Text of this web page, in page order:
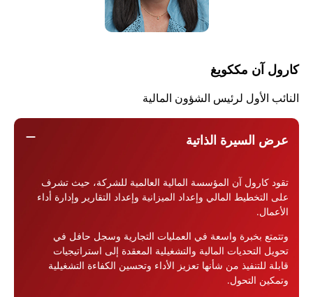
كارول آن مككويغ
النائب الأول لرئيس الشؤون المالية
عرض السيرة الذاتية remove
تقود كارول آن المؤسسة المالية العالمية للشركة، حيث تشرف
على التخطيط المالي وإعداد الميزانية وإعداد التقارير وإدارة أداء
الأعمال.
وتتمتع بخبرة واسعة في العمليات التجارية وسجل حافل في
تحويل التحديات المالية والتشغيلية المعقدة إلى استراتيجيات
قابلة للتنفيذ من شأنها تعزيز الأداء وتحسين الكفاءة التشغيلية
وتمكين التحول.